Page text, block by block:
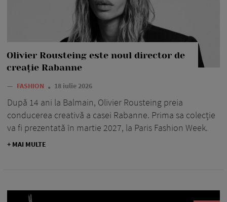
Olivier Rousteing este noul director de
creație Rabanne
— FASHION 18 iulie 2026
După 14 ani la Balmain, Olivier Rousteing preia
conducerea creativă a casei Rabanne. Prima sa colecție
va fi prezentată în martie 2027, la Paris Fashion Week.
+ MAI MULTE